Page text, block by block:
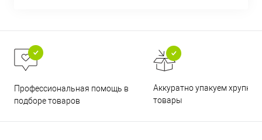
Профессиональная помощь в
подборе товаров
Аккуратно упакуем хрупкие
товары